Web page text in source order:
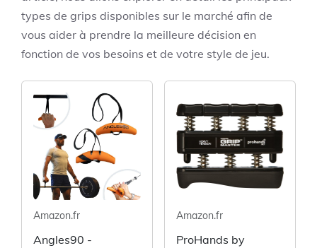
types de grips disponibles sur le marché afin de
vous aider à prendre la meilleure décision en
fonction de vos besoins et de votre style de jeu.
Amazon.fr
Angles90 -
Amazon.fr
ProHands by